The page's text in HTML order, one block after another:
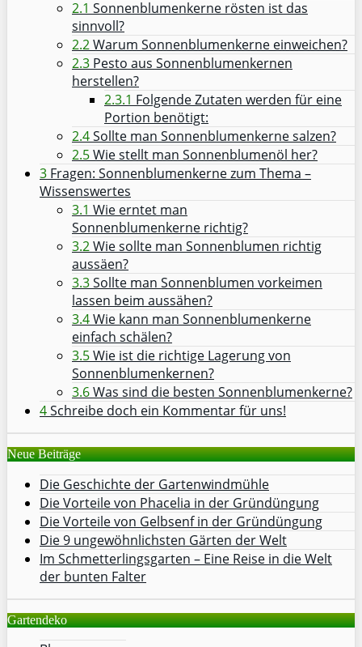
2.1 Sonnenblumenkerne rösten ist das
sinnvoll?
2.2Warum Sonnenblumenkerne einweichen?
2.3 Pesto aus Sonnenblumenkernen
herstellen?
2.3.1 Folgende Zutaten werden für eine
Portion benötigt:
2.4Sollte man Sonnenblumenkerne salzen?
2.5Wie stellt man Sonnenblumenöl her?
3 Fragen: Sonnenblumenkerne zum Thema –
Wissenswertes
3.1 Wie erntet man
Sonnenblumenkerne richtig?
3.2Wie sollte man Sonnenblumen richtig
aussäen?
3.3Sollte man Sonnenblumen vorkeimen
lassen beim aussähen?
3.4Wie kann man Sonnenblumenkerne
einfach schälen?
3.5Wie ist die richtige Lagerung von
Sonnenblumenkernen?
3.6Was sind die besten Sonnenblumenkerne?
4Schreibe doch ein Kommentar für uns!
Neue Beiträge
Die Geschichte der Gartenwindmühle
Die Vorteile von Phacelia in der Gründüngung
Die Vorteile von Gelbsenf in der Gründüngung
Die 9 ungewöhnlichsten Gärten der Welt
Im Schmetterlingsgarten – Eine Reise in die Welt
der bunten Falter
Gartendeko